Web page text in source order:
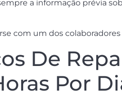
a informação prévia
com um dos
De
Por